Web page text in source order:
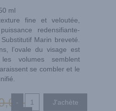
ml
fine et veloutée,
redensifiante-
Marin breveté.
l’ovale du visage est
volumes semblent
se combler et le
,00 €
-